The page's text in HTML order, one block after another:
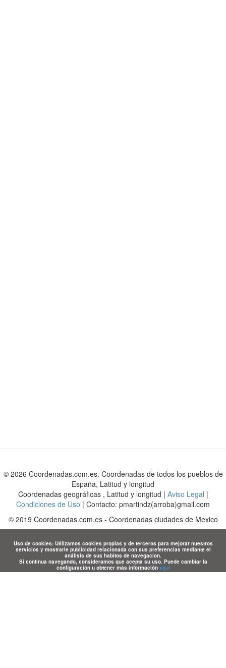
© 2026 Coordenadas.com.es. Coordenadas de todos los pueblos de
España, Latitud y longitud
Coordenadas geográficas , Latitud y longitud | Aviso Legal |
Condiciones de Uso | Contacto: pmartindz(arroba)gmail.com
© 2019 Coordenadas.com.es- Coordenadas ciudades de Mexico
Uso de cookies: Utilizamos cookies propias y de terceros para mejorar nuestros
servicios y mostrarle publicidad relacionada con sus preferencias mediante el
análisis de sus habitos de navegacion.
Si continua navegando, consideramos que acepta su uso. Puede cambiar la
configuración u obtener más información aqui